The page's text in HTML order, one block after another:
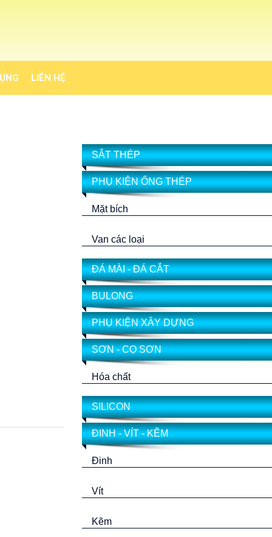
LIÊN HỆ
SẮT THÉP
PHỤ KIỆN ỐNG THÉP
Mặt bích
Van các loại
ĐÁ MÀI - ĐÁ CẮT
BULONG
PHỤ KIỆN XÂY DỰNG
SƠN - CỌ SƠN
Hóa chất
SILICON
ĐINH - VÍT - KẼM
Đinh
Vít
Kẽm